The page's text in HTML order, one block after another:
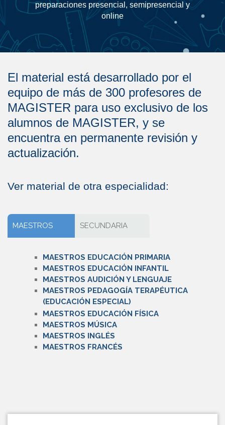
preparaciones presencial, semipresencial y
online
El material está desarrollado por el
equipo de más de 300 profesores de
MAGISTER para uso exclusivo de los
alumnos de MAGISTER, y se
encuentra en permanente revisión y
actualización.
Ver material de otra especialidad:
MAESTROS SECUNDARIA
MAESTROS EDUCACIÓN PRIMARIA
MAESTROS EDUCACIÓN INFANTIL
MAESTROS AUDICIÓN Y LENGUAJE
MAESTROS PEDAGOGÍA TERAPÉUTICA
(EDUCACIÓN ESPECIAL)
MAESTROS EDUCACIÓN FÍSICA
MAESTROS MÚSICA
MAESTROS INGLÉS
MAESTROS FRANCÉS